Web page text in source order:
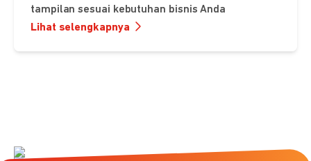
tampilan sesuai kebutuhan bisnis Anda
Lihat selengkapnya